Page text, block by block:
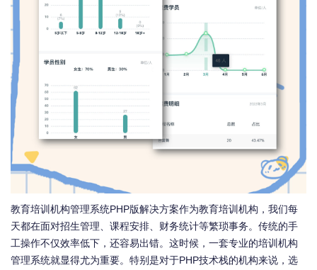
教育培训机构管理系统PHP版解决方案作为教育培训机构，我们每
天都在面对招生管理、课程安排、财务统计等繁琐事务。传统的手
工操作不仅效率低下，还容易出错。这时候，一套专业的培训机构
管理系统就显得尤为重要。特别是对于PHP技术栈的机构来说，选